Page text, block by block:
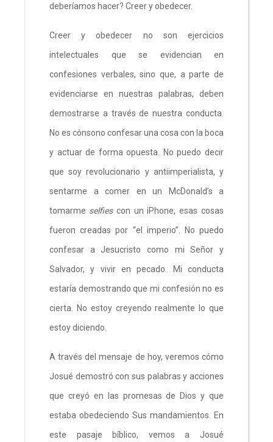
deberíamos hacer? Creer y obedecer.
Creer y obedecer no son ejercicios
intelectuales que se evidencian en
confesiones verbales, sino que, a parte de
evidenciarse en nuestras palabras, deben
demostrarse a través de nuestra conducta.
No es cónsono confesar una cosa con la boca
y actuar de forma opuesta. No puedo decir
que soy revolucionario y antiimperialista, y
sentarme a comer en un McDonald’s a
tomarme selfiescon un iPhone, esas cosas
fueron creadas por “el imperio”. No puedo
confesar a Jesucristo como mi Señor y
Salvador, y vivir en pecado. Mi conducta
estaría demostrando que mi confesión no es
cierta. No estoy creyendo realmente lo que
estoy diciendo.
A través del mensaje de hoy, veremos cómo
Josué demostró con sus palabras y acciones
que creyó en las promesas de Dios y que
estaba obedeciendo Sus mandamientos. En
este pasaje bíblico, vemos a Josué